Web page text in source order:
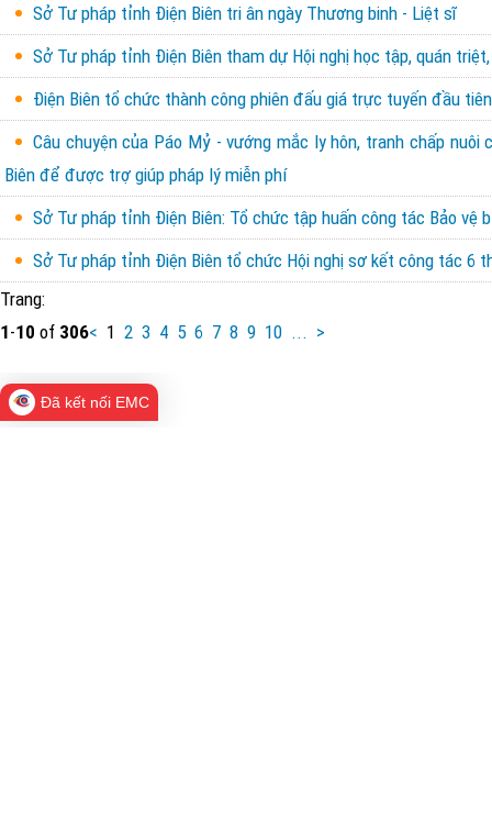
Sở Tư pháp tỉnh Điện Biên tri ân ngày Thương binh - Liệt sĩ
Sở Tư pháp tỉnh Điện Biên tham dự Hội nghị học tập, quán
Điện Biên tổ chức thành công phiên đấu giá trực tuyến đầu
Câu chuyện của Páo Mỷ - vướng mắc ly hôn, tranh chấp
Biên để được trợ giúp pháp lý miễn phí
Sở Tư pháp tỉnh Điện Biên: Tổ chức tập huấn công tác Bảo vệ
Sở Tư pháp tỉnh Điện Biên tổ chức Hội nghị sơ kết công tác 6
Trang:
1-10 of 306< 1 2 3 4 5 6 7 8 9 10 ... >
Đã kết nối EMC